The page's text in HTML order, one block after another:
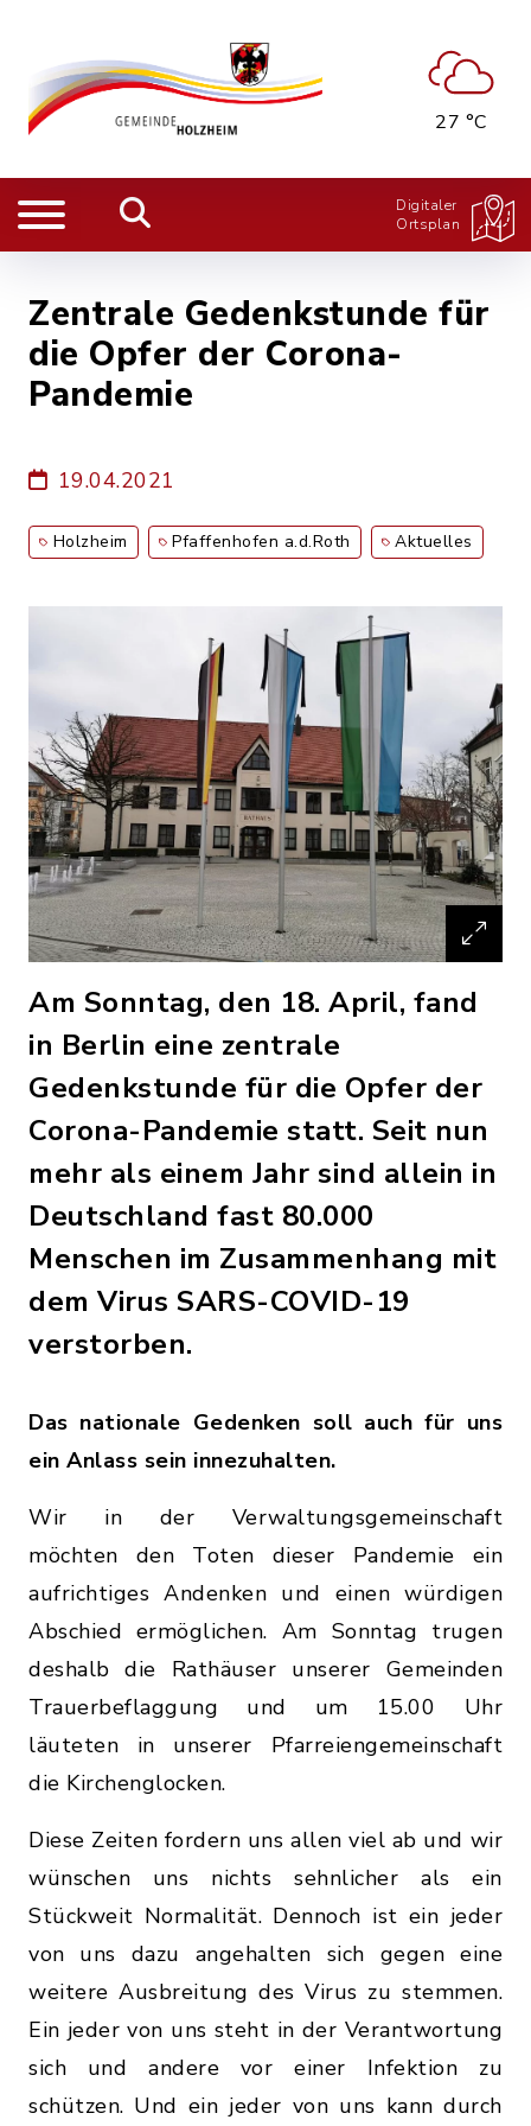
27 °C
Digitaler
Ortsplan
Zentrale Gedenkstunde für
die Opfer der Corona-
Pandemie
19.04.2021
Holzheim Pfaffenhofen a.d.Roth Aktuelles
Am Sonntag, den 18. April, fand
in Berlin eine zentrale
Gedenkstunde für die Opfer der
Corona-Pandemie statt. Seit nun
mehr als einem Jahr sind allein in
Deutschland fast 80.000
Menschen im Zusammenhang mit
dem Virus SARS-COVID-19
verstorben.
Das nationale Gedenken soll auch für uns
ein Anlass sein innezuhalten.
Wir in der Verwaltungsgemeinschaft
möchten den Toten dieser Pandemie ein
aufrichtiges Andenken und einen würdigen
Abschied ermöglichen. Am Sonntag trugen
deshalb die Rathäuser unserer Gemeinden
Trauerbeflaggung und um 15.00 Uhr
läuteten in unserer Pfarreiengemeinschaft
die Kirchenglocken.
Diese Zeiten fordern uns allen viel ab und wir
wünschen uns nichts sehnlicher als ein
Stückweit Normalität. Dennoch ist ein jeder
von uns dazu angehalten sich gegen eine
weitere Ausbreitung des Virus zu stemmen.
Ein jeder von uns steht in der Verantwortung
sich und andere vor einer Infektion zu
schützen. Und ein jeder von uns kann durch